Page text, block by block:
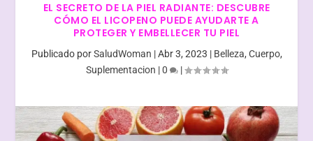
EL SECRETO DE LA PIEL RADIANTE: DESCUBRE
CÓMO EL LICOPENO PUEDE AYUDARTE A
PROTEGER Y EMBELLECER TU PIEL
Publicado porSaludWoman |Abr 3, 2023 | Belleza, Cuerpo,
Suplementacion |0 |